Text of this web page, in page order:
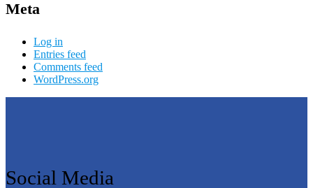
Meta
Log in
Entries feed
Comments feed
WordPress.org
Social Media